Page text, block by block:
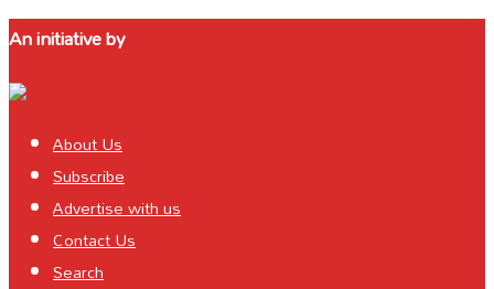
An initiative by
About Us
Subscribe
Advertise with us
Contact Us
Search